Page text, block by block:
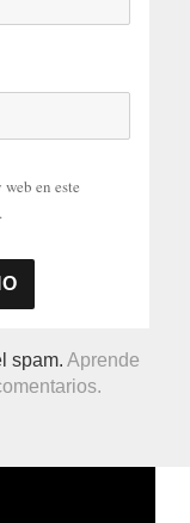
en este
spam.Aprende